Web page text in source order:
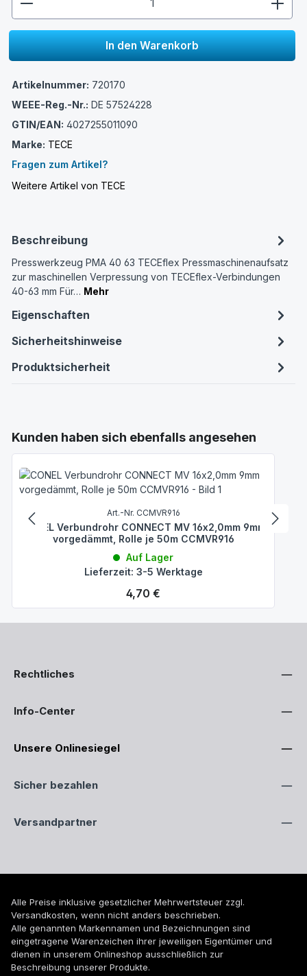
In den Warenkorb
Artikelnummer: 720170
WEEE-Reg.-Nr.: DE 57524228
GTIN/EAN: 4027255011090
Marke: TECE
Fragen zum Artikel?
Weitere Artikel von TECE
Beschreibung
Presswerkzeug PMA 40 63 TECEflex Pressmaschinenaufsatz
zur maschinellen Verpressung von TECEflex-Verbindungen
40-63 mm Für… Mehr
Eigenschaften
Sicherheitshinweise
Produktsicherheit
Produktgalerie überspringen
Kunden haben sich ebenfalls angesehen
Art.-Nr. CCMVR916
CONEL Verbundrohr CONNECT MV 16x2,0mm 9mm
vorgedämmt, Rolle je 50m CCMVR916
Auf Lager
Lieferzeit: 3-5 Werktage
Regulärer Preis:
4,70 €
Rechtliches
Info-Center
Unsere Onlinesiegel
Sicher bezahlen
Versandpartner
Alle Preise inklusive gesetzlicher Mehrwertsteuer zzgl.
Versandkosten, wenn nicht anders beschrieben.
Alle genannten Markennamen und Bezeichnungen sind
eingetragene Warenzeichen ihrer jeweiligen Eigentümer und
dienen in unserem Onlineshop ausschließlich zur
Beschreibung unserer Produkte.